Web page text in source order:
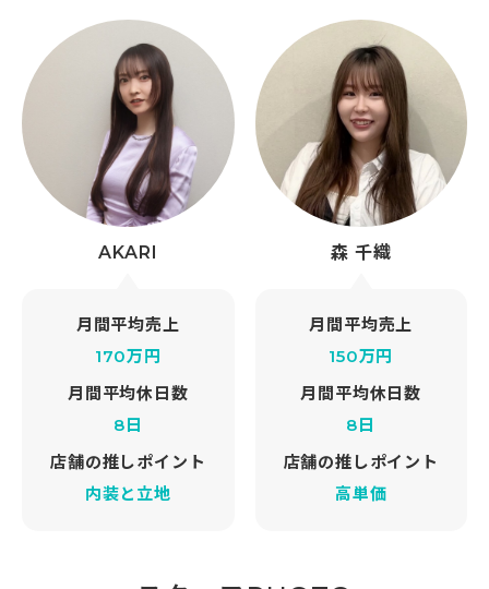
AKARI
月間平均売上
170万円
月間平均休日数
8日
店舗の推しポイント
内装と立地
森 千織
月間平均売上
150万円
月間平均休日数
8日
店舗の推しポイント
高単価